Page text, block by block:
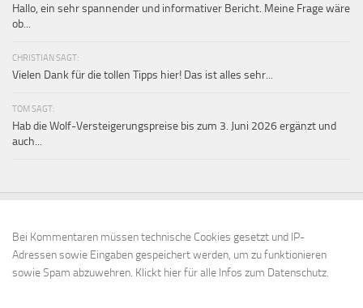
Hallo, ein sehr spannender und informativer Bericht. Meine Frage wäre
ob...
CHRISTIAN SAGT:
Vielen Dank für die tollen Tipps hier! Das ist alles sehr...
TOM SAGT:
Hab die Wolf-Versteigerungspreise bis zum 3. Juni 2026 ergänzt und
auch...
Bei Kommentaren müssen technische Cookies gesetzt und IP-
Adressen sowie Eingaben gespeichert werden, um zu funktionieren
sowie Spam abzuwehren. Klickt hier für alle Infos zum Datenschutz.